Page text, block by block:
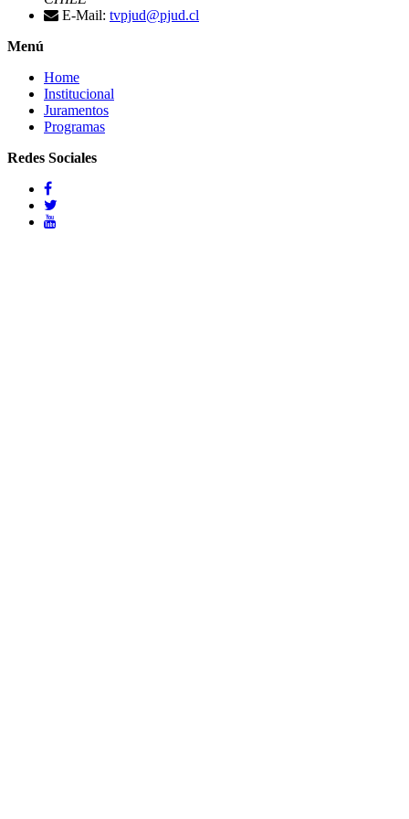
E-Mail: tvpjud@pjud.cl
Menú
Home
Institucional
Juramentos
Programas
Redes Sociales